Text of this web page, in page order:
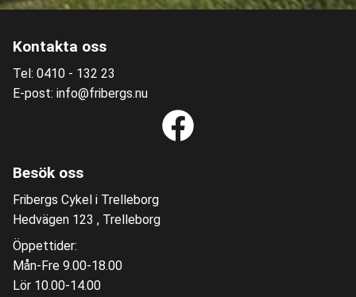
Kontakta oss
Tel: 0410 - 132 23
E-post: info@fribergs.nu
Besök oss
Fribergs Cykel i Trelleborg
Hedvägen 123 , Trelleborg
Öppettider:
Mån-Fre 9.00-18.00
Lör 10.00-14.00